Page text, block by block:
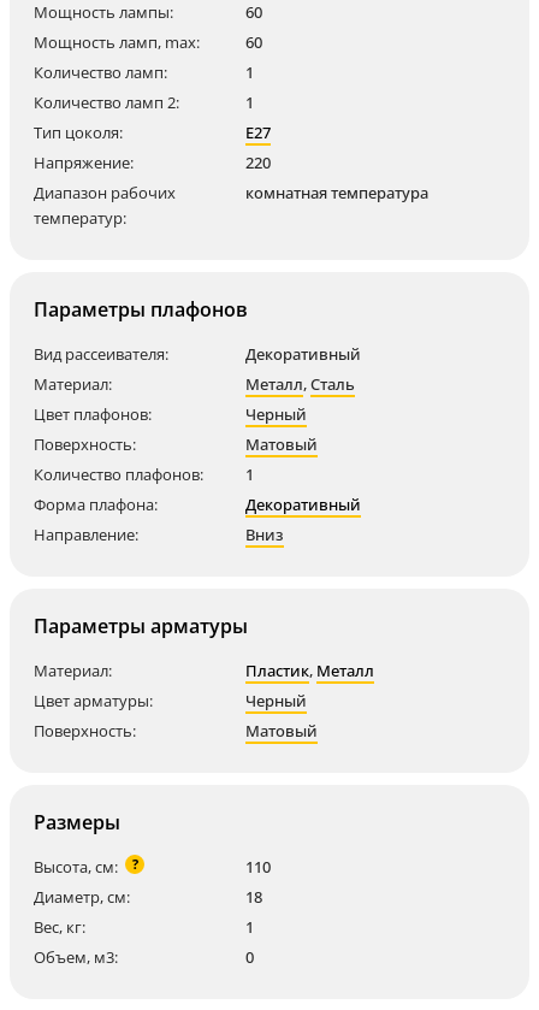
Мощность лампы:
60
Мощность ламп, max:
60
Количество ламп:
1
Количество ламп 2:
1
Тип цоколя:
E27
Напряжение:
220
Диапазон рабочих
температур:
комнатная температура
Параметры плафонов
Вид рассеивателя:
Декоративный
Материал:
Металл,Сталь
Цвет плафонов:
Черный
Поверхность:
Матовый
Количество плафонов:
1
Форма плафона:
Декоративный
Направление:
Вниз
Параметры арматуры
Материал: Пластик, Металл
Цвет арматуры:
Черный
Поверхность:
Матовый
Размеры
Высота, см: ?
110
Диаметр, см:
18
Вес, кг:
1
Объем, м3:
0